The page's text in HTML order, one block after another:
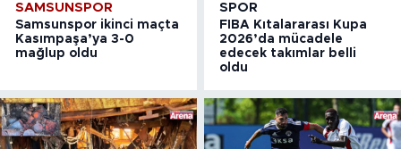
SAMSUNSPOR
Samsunspor ikinci maçta
Kasımpaşa’ya 3-0
mağlup oldu
SPOR
FIBA Kıtalararası Kupa
2026’da mücadele
edecek takımlar belli
oldu